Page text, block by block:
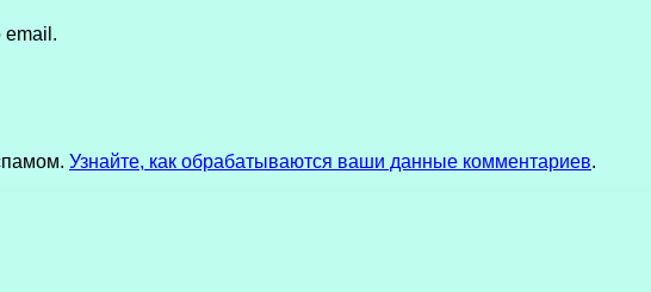
email.
Узнайте, как обрабатываются ваши данные комментариев.